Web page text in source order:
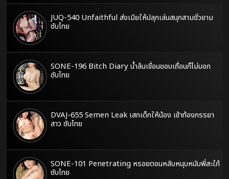
JUQ-540 Unfaithful ส่งเมียให้ปลุกเล่นสนุกสามชั่วยาม
ซับไทย
SONE-196 Bitch Diary น้ำล้นเขื่อนชอบเถื่อนก็ไม่บอก
ซับไทย
DVAJ-655 Semen Leak เสกเด็กให้น้อง เข้าท้องภรรยา
สาว ซับไทย
SONE-101 Penetrating หรอยตอนหลับหนุบหนับพี่สะใภ้
ซับไทย